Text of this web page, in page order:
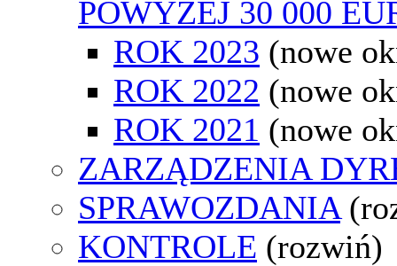
POWYŻEJ 30 000
ROK 2023 (nowe
ROK 2022 (nowe
ROK 2021 (nowe
ZARZĄDZENIA
SPRAWOZDANIA
KONTROLE (rozwiń)